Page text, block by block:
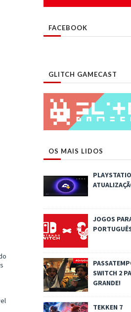
FACEBOOK
GLITCH GAMECAST
OS MAIS LIDOS
JOGOS
SWITCH 2
GRANDE!
TEKKEN 7